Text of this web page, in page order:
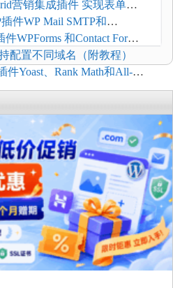
案营销集成插件 实现表单联
件WP Mail SMTP和
WPForms 和Contact Form 7
配置不同域名（附教程）
件Yoast、Rank Math和All-in-